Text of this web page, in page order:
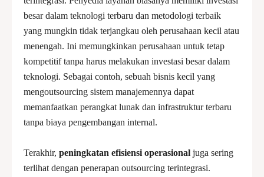
besar dalam teknologi terbaru dan metodologi terbaik
yang mungkin tidak terjangkau oleh perusahaan kecil atau
menengah. Ini memungkinkan perusahaan untuk tetap
kompetitif tanpa harus melakukan investasi besar dalam
teknologi. Sebagai contoh, sebuah bisnis kecil yang
mengoutsourcing sistem manajemennya dapat
memanfaatkan perangkat lunak dan infrastruktur terbaru
tanpa biaya pengembangan internal.
Terakhir, peningkatan efisiensi operasional juga sering
terlihat dengan penerapan outsourcing terintegrasi.